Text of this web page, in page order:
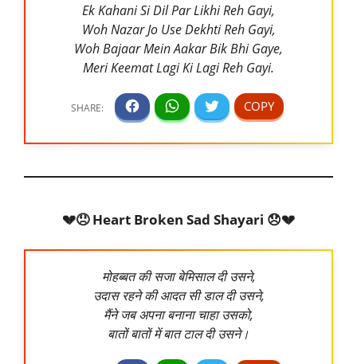
Ek Kahani Si Dil Par Likhi Reh Gayi,
Woh Nazar Jo Use Dekhti Reh Gayi,
Woh Bajaar Mein Aakar Bik Bhi Gaye,
Meri Keemat Lagi Ki Lagi Reh Gayi.
💔😞 Heart Broken Sad Shayari 😞💔
मोहब्बत की सजा बेमिसाल दी उसने,
उदास रहने की आदत सी डाल दी उसने,
मैंने जब अपना बनाना चाहा उसको,
बातों बातों में बात टाल दी उसने।